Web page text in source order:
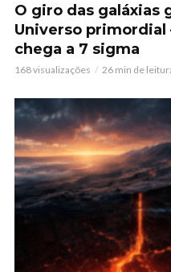
O giro das galáxias
Universo
chega a 7 sigma
168 visualizações 26 min de